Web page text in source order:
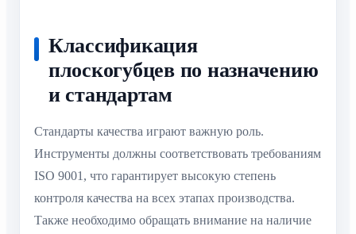
Классификация
плоскогубцев по назначению
и стандартам
Стандарты качества играют важную роль.
Инструменты должны соответствовать требованиям
ISO 9001, что гарантирует высокую степень
контроля качества на всех этапах производства.
Также необходимо обращать внимание на наличие